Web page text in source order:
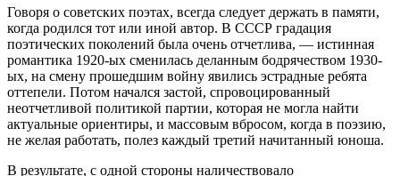
Говоря о советских поэтах, всегда следует держать в памяти,
когда родился тот или иной автор. В СССР градация
поэтических поколений была очень отчетлива, — истинная
романтика 1920-ых сменилась деланным бодрячеством 1930-
ых, на смену прошедшим войну явились эстрадные ребята
оттепели. Потом начался застой, спровоцированный
неотчетливой политикой партии, которая не могла найти
актуальные ориентиры, и массовым вбросом, когда в поэзию,
не желая работать, полез каждый третий начитанный юноша.
В результате, с одной стороны наличествовало